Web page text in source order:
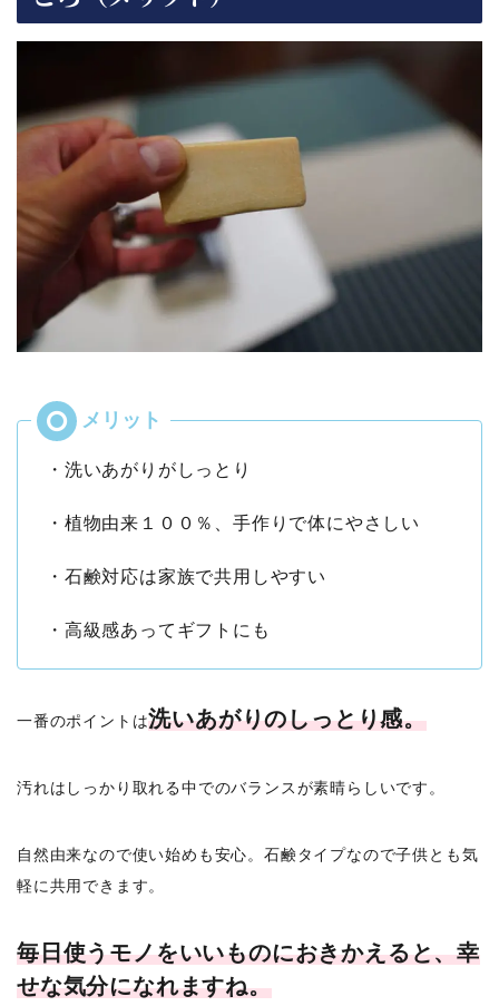
・洗いあがりがしっとり
・植物由来１００％、手作りで体にやさしい
・石鹸対応は家族で共用しやすい
・高級感あってギフトにも
一番のポイントは洗いあがりのしっとり感。
汚れはしっかり取れる中でのバランスが素晴らしいです。
自然由来なので使い始めも安心。石鹸タイプなので子供とも気
軽に共用できます。
毎日使うモノをいいものにおきかえると、幸
せな気分になれますね。